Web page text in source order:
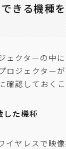
きる機種
ェクターの中
ロジェクター
確認しておくこ
した機種
イヤレスで映